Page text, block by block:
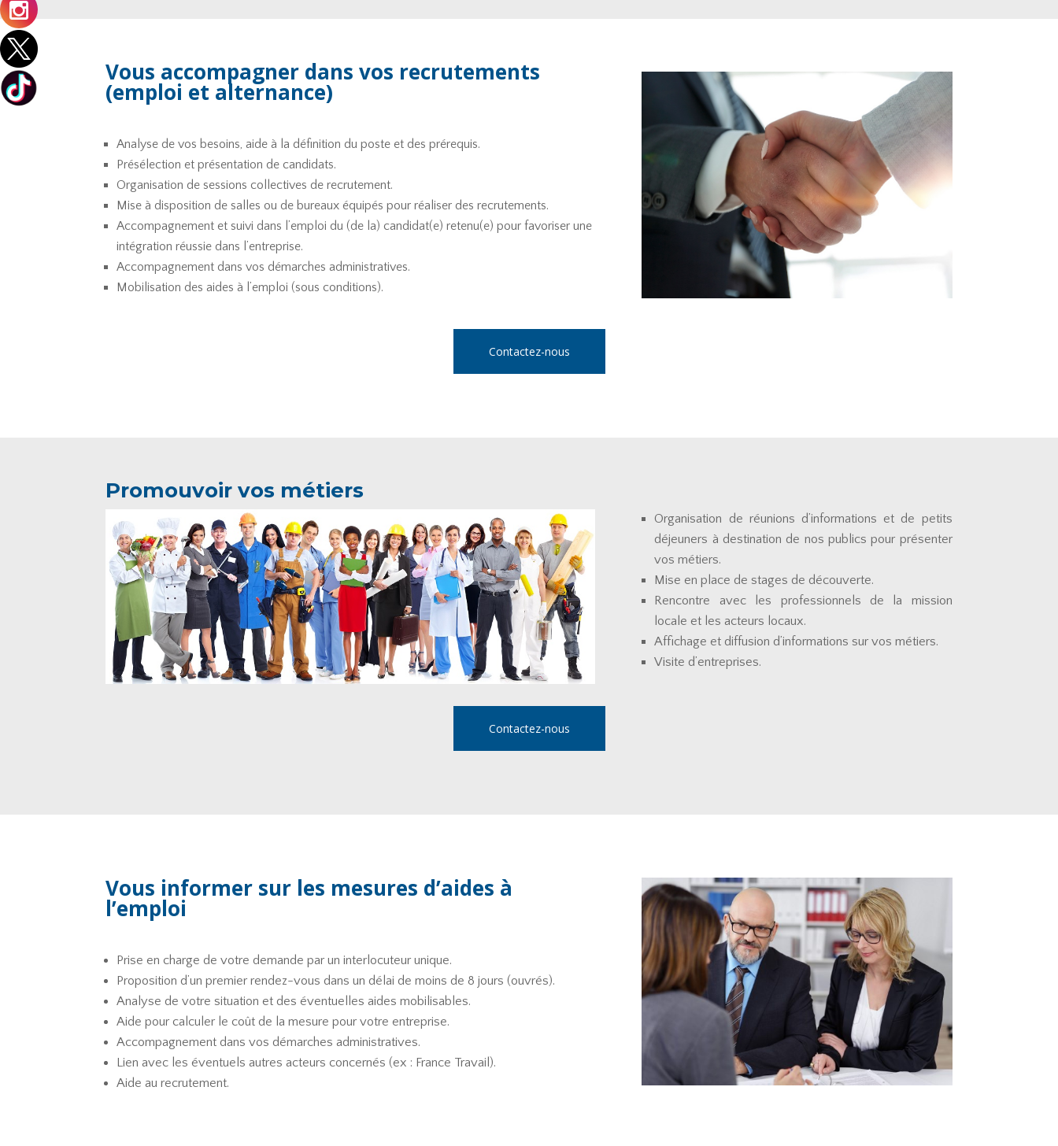
Vous accompagner dans vos recrutements
(emploi et alternance)
Analyse de vos besoins, aide à la définition du poste et des prérequis.
Présélection et présentation de candidats.
Organisation de sessions collectives de recrutement.
Mise à disposition de salles ou de bureaux équipés pour réaliser des recrutements.
Accompagnement et suivi dans l’emploi du (de la) candidat(e) retenu(e) pour favoriser une
intégration réussie dans l’entreprise.
Accompagnement dans vos démarches administratives.
Mobilisation des aides à l’emploi (sous conditions).
Contactez-nous
Promouvoir vos métiers
Organisation de réunions d’informations et de petits
déjeuners à destination de nos publics pour présenter
vos métiers.
Mise en place de stages de découverte.
Rencontre avec les professionnels de la mission
locale et les acteurs locaux.
Affichage et diffusion d’informations sur vos métiers.
Visite d’entreprises.
Contactez-nous
Vous informer sur les mesures d’aides à
l’emploi
Prise en charge de votre demande par un interlocuteur unique.
Proposition d’un premier rendez-vous dans un délai de moins de 8 jours (ouvrés).
Analyse de votre situation et des éventuelles aides mobilisables.
Aide pour calculer le coût de la mesure pour votre entreprise.
Accompagnement dans vos démarches administratives.
Lien avec les éventuels autres acteurs concernés (ex : France Travail).
Aide au recrutement.